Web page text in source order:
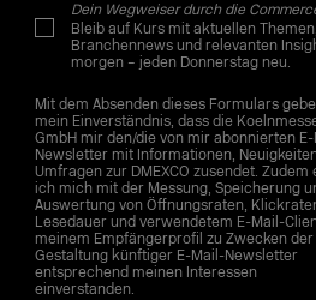
Dein Wegweiser durch die
Bleib auf Kurs mit aktuellen
Branchennews und relevanten
morgen – jeden Donnerstag neu.
Mit dem Absenden dieses Formulars
mein Einverständnis, dass die
GmbH mir den/die von mir abonnierten
Newsletter mit Informationen,
Umfragen zur DMEXCO zusendet. Zudem
ich mich mit der Messung, Speicherung
Auswertung von Öffnungsraten,
Lesedauer und verwendetem E-Mail-
meinem Empfängerprofil zu Zwecken der
Gestaltung künftiger E-Mail-Newsletter
entsprechend meinen Interessen
einverstanden.